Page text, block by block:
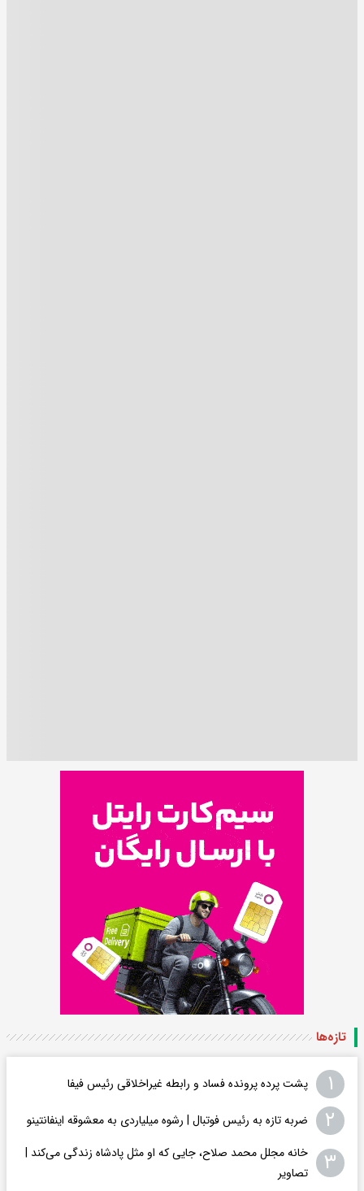
تازه‌ها
۱ پشت پرده پرونده فساد و رابطه غیراخلاقی‌ رئیس فیفا
۲ ضربه تازه به رئیس فوتبال | رشوه میلیاردی به معشوقه اینفانتینو
۳
خانه مجلل محمد صلاح، جایی که او مثل پادشاه زندگی می‌کند |
تصاویر